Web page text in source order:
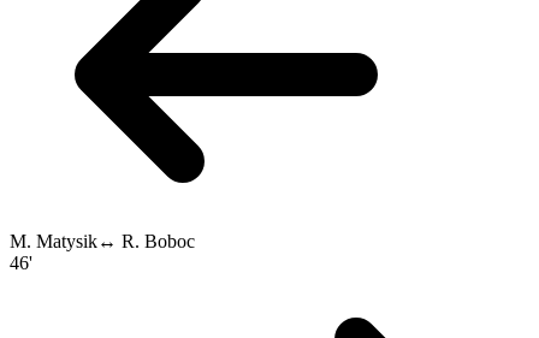
M. Matysik↔ R. Boboc
46'